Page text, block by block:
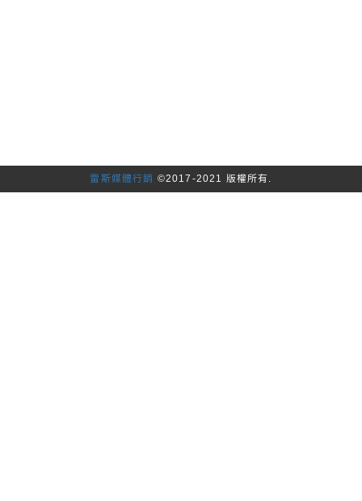
雷斯媒體行銷 ©2017-2021 版權所有.